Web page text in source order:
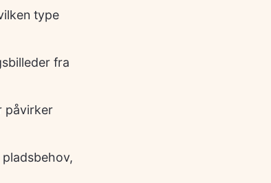
type
fra
påvirker